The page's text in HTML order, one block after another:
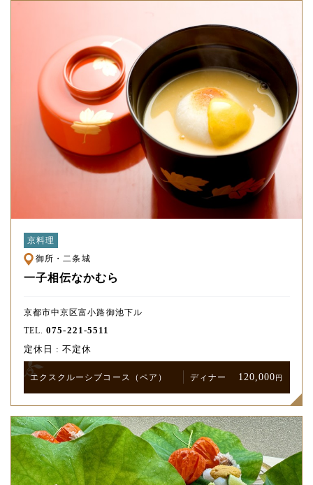
京料理
御所・二条城
一子相伝なかむら
京都市中京区富小路御池下ル
TEL.075-221-5511
定休日 : 不定休
エクスクルーシブコース （ペア） ディナー 120,000円